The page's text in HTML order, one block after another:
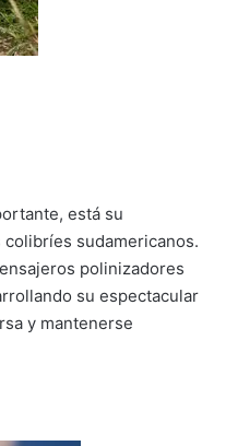
está su
sudamericanos.
polinizadores
su espectacular
y mantenerse